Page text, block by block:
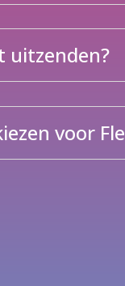
uitzenden?
voor